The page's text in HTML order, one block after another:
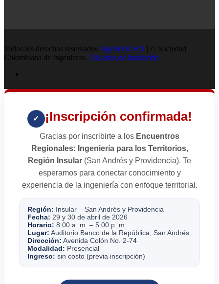
Todos los derechos reservados Ingenieria SCI | © Sociedad
Colombiana de Ingenieros. 138 años de fundación
✓ ¡Inscripción confirmada!
Gracias por inscribirte a los Encuentros
Regionales: Ingeniería para los Territorios,
Región Insular (San Andrés y Providencia). Te
esperamos para conectar conocimiento y
experiencia de la ingeniería con enfoque territorial.
Región: Insular – San Andrés y Providencia
Fecha: 29 y 30 de abril de 2026
Horario: 8:00 a. m. – 5:00 p. m.
Lugar: Auditorio Banco de la República, San Andrés
Dirección: Avenida Colón No. 2-74
Modalidad: Presencial
Ingreso: sin costo (previa inscripción)